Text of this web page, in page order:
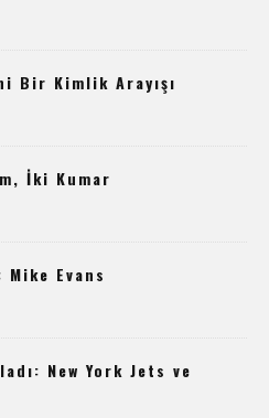
Bir Kimlik Arayışı
İki Kumar
Mike Evans
New York Jets ve